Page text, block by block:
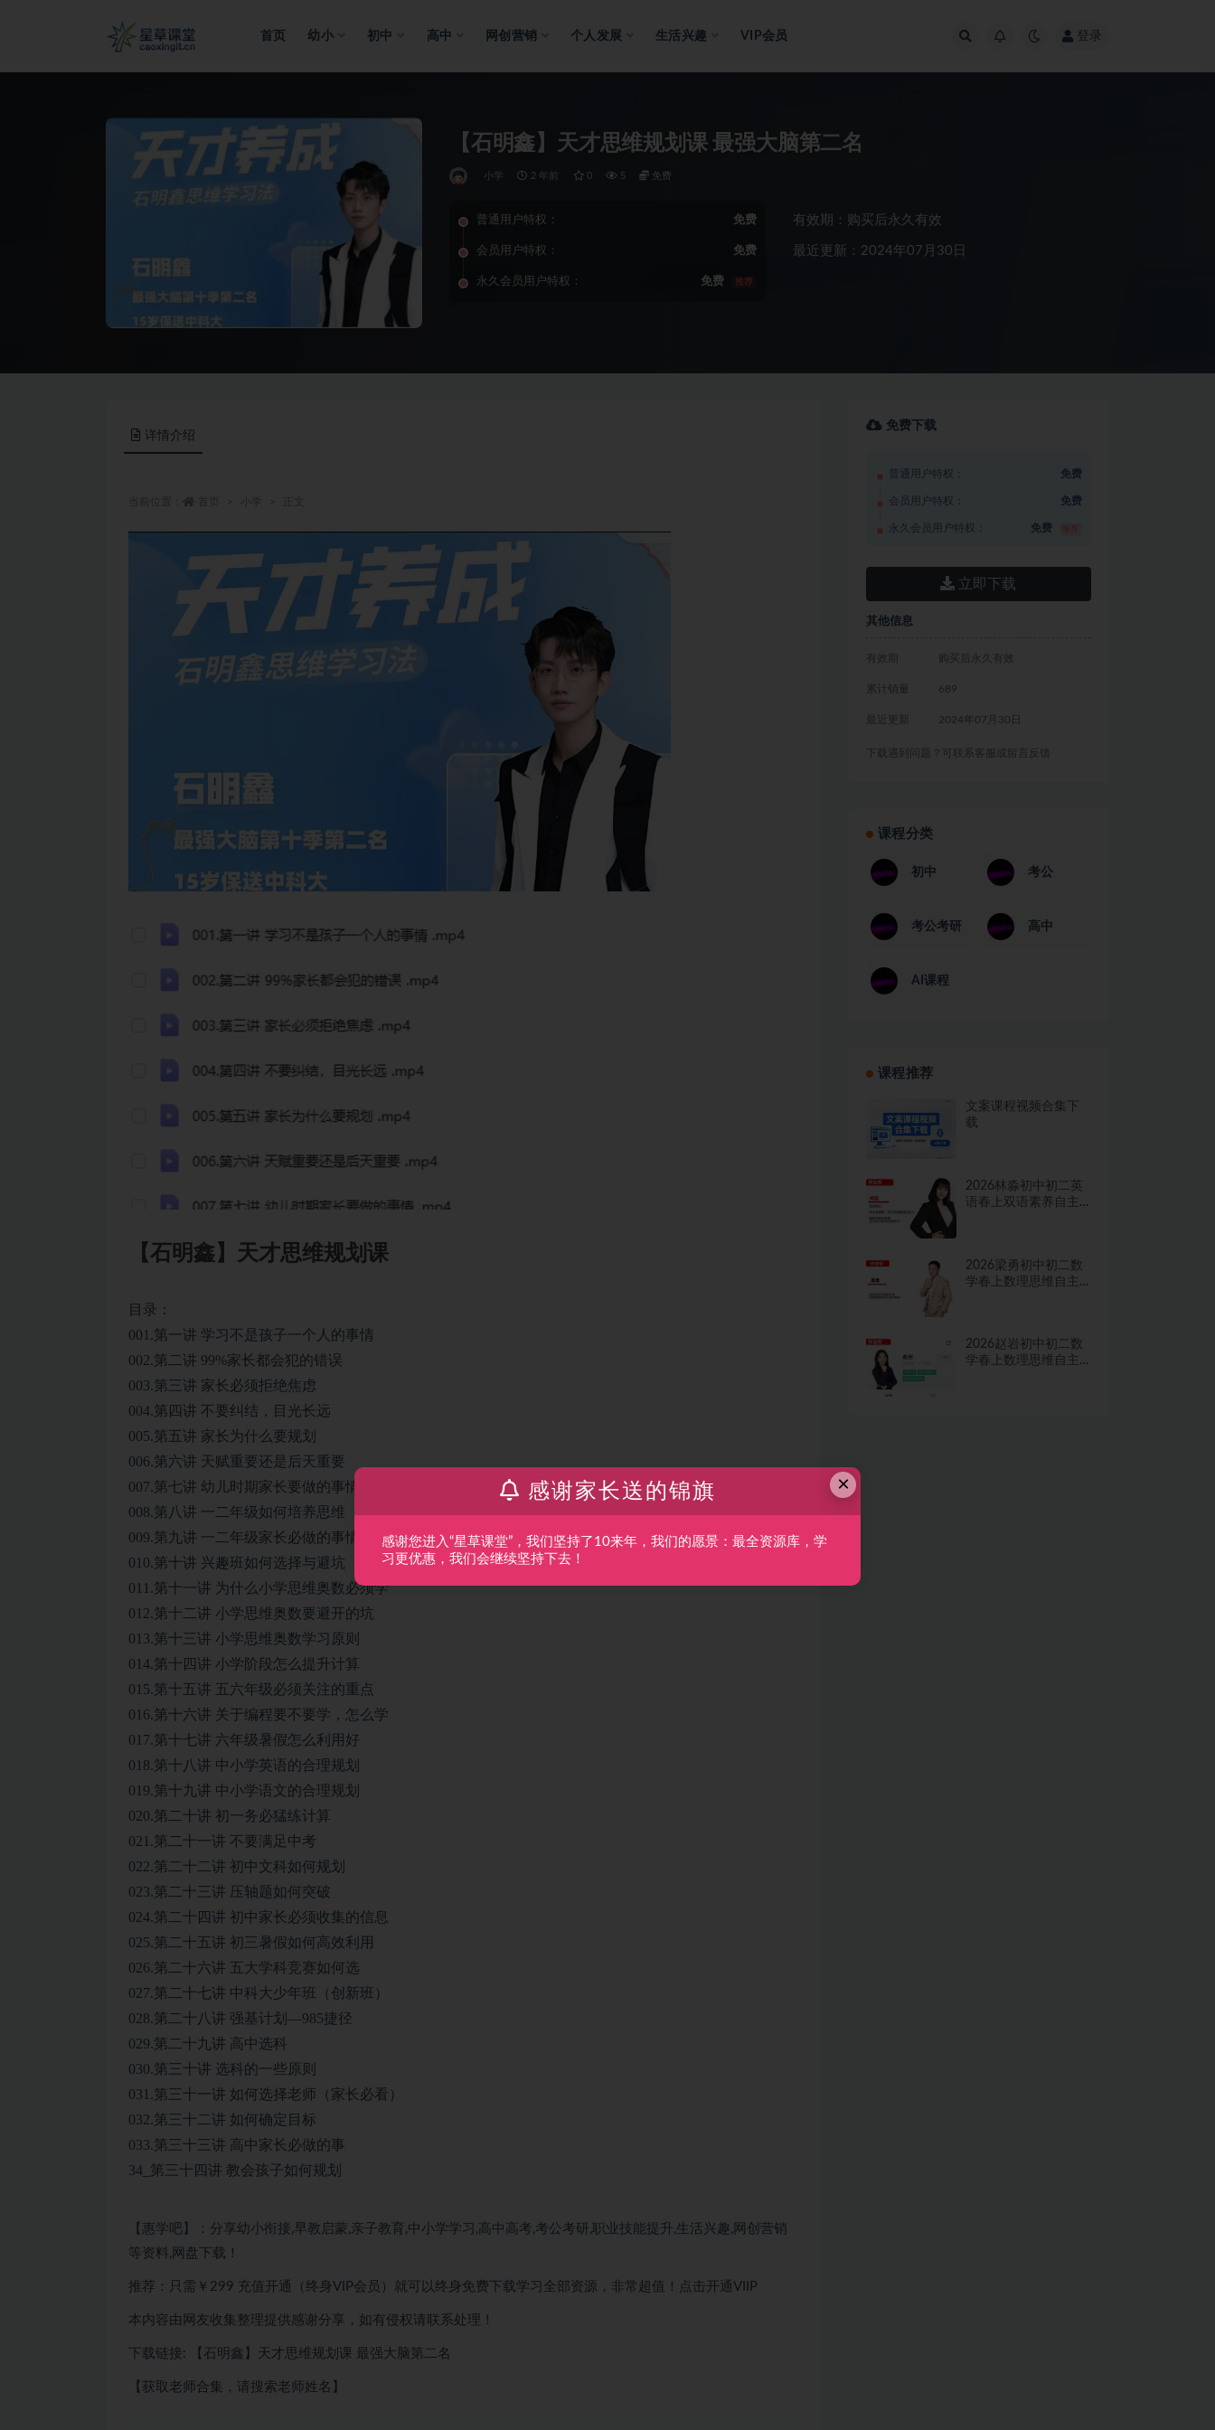
首页 幼小 初中 高中 网创营销 个人发展 生活兴趣 VIP会员 登录
【石明鑫】天才思维规划课 最强大脑第二名
小学 2 年前 0 5 免费
普通用户特权： 免费
会员用户特权： 免费
永久会员用户特权： 免费 推荐
有效期：购买后永久有效
最近更新：2024年07月30日
详情介绍
【石明鑫】天才思维规划课
目录：
001.第一讲 学习不是孩子一个人的事情
002.第二讲 99%家长都会犯的错误
003.第三讲 家长必须拒绝焦虑
004.第四讲 不要纠结，目光长远
005.第五讲 家长为什么要规划
006.第六讲 天赋重要还是后天重要
007.第七讲 幼儿时期家长要做的事情
008.第八讲 一二年级如何培养思维
009.第九讲 一二年级家长必做的事情
010.第十讲 兴趣班如何选择与避坑
011.第十一讲 为什么小学思维奥数必须学
012.第十二讲 小学思维奥数要避开的坑
013.第十三讲 小学思维奥数学习原则
014.第十四讲 小学阶段怎么提升计算
015.第十五讲 五六年级必须关注的重点
016.第十六讲 关于编程要不要学，怎么学
017.第十七讲 六年级暑假怎么利用好
018.第十八讲 中小学英语的合理规划
019.第十九讲 中小学语文的合理规划
020.第二十讲 初一务必猛练计算
021.第二十一讲 不要满足中考
022.第二十二讲 初中文科如何规划
023.第二十三讲 压轴题如何突破
024.第二十四讲 初中家长必须收集的信息
025.第二十五讲 初三暑假如何高效利用
026.第二十六讲 五大学科竞赛如何选
027.第二十七讲 中科大少年班（创新班）
028.第二十八讲 强基计划—985捷径
029.第二十九讲 高中选科
030.第三十讲 选科的一些原则
031.第三十一讲 如何选择老师（家长必看）
032.第三十二讲 如何确定目标
033.第三十三讲 高中家长必做的事
34_第三十四讲 教会孩子如何规划
【惠学吧】：分享幼小衔接,早教启蒙,亲子教育,中小学学习,高中高考,考公考研,职业技能提升,生活兴趣,网创营销
等资料,网盘下载！
推荐：只需￥299 充值开通（终身VIP会员）就可以终身免费下载学习全部资源，非常超值！点击开通VIIP
本内容由网友收集整理提供感谢分享，如有侵权请联系处理！
下载链接: 【石明鑫】天才思维规划课 最强大脑第二名
【获取老师合集，请搜索老师姓名】
免费下载
普通用户特权： 免费
会员用户特权： 免费
永久会员用户特权： 免费
立即下载
其他信息
有效期 购买后永久有效
累计销量 689
最近更新 2024年07月30日
下载遇到问题？可联系客服或留言反馈
课程分类
初中 考公
考公考研 高中
AI课程
课程推荐
文案课程视频合集下
载
2026林淼初中初二英
语春上双语素养自主
2026梁勇初中初二数
学春上数理思维自主
2026赵岩初中初二数
学春上数理思维自主
×
感谢家长送的锦旗
感谢您进入“星草课堂”，我们坚持了10来年，我们的愿景：最全资源库，学
习更优惠，我们会继续坚持下去！